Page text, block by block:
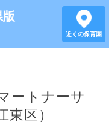
版
近くの保育園
ートナーサ
東区）